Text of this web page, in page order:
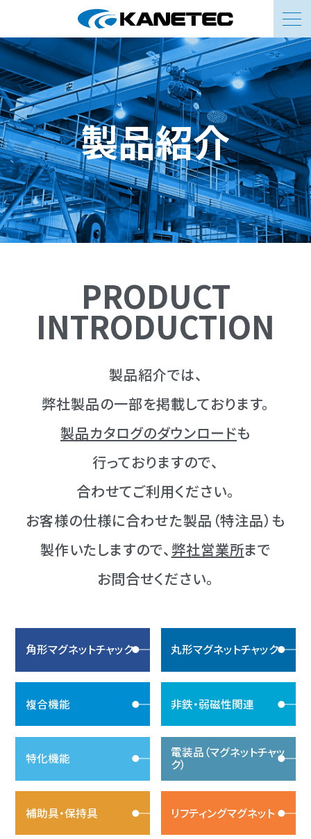
製品紹介
PRODUCT
INTRODUCTION
製品紹介では、
弊社製品の一部を掲載しております。
製品カタログのダウンロードも
行っておりますので、
合わせてご利用ください。
お客様の仕様に合わせた製品（特注品）も
製作いたしますので、 弊社営業所まで
お問合せください。
角形マグネットチャック 丸形マグネットチャック
複合機能 非鉄・弱磁性関連
特化機能 電装品（マグネットチャッ
ク）
補助具・保持具 リフティングマグネット